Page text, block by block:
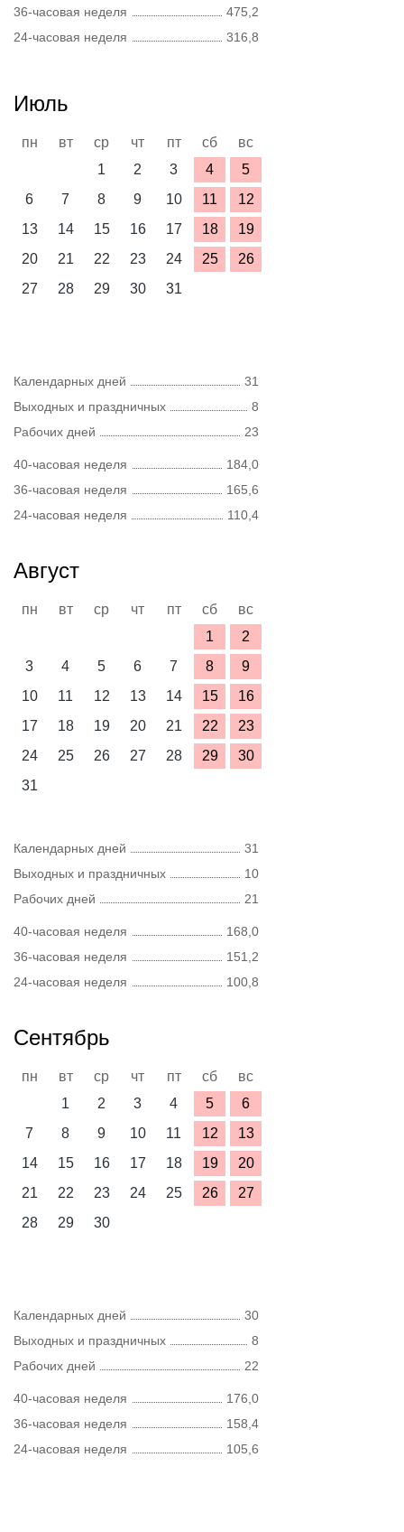
36-часовая неделя
475,2
24-часовая неделя
316,8
Июль
пн вт ср чт пт сб
вс
1
2 3 4
5
6
7 8 9 10 11
12
13
14 15 16 17 18
19
20
21 22 23 24 25
26
27
28 29 30 31
Календарных дней
31
Выходных и праздничных
8
Рабочих дней
23
40-часовая неделя
184,0
36-часовая неделя
165,6
24-часовая неделя
110,4
Август
пн вт ср чт пт сб
вс
1
2
3
4 5 6 7 8
9
10
11 12 13 14 15
16
17
18 19 20 21 22
23
24
25 26 27 28 29
30
31
Календарных дней
31
Выходных и праздничных
10
Рабочих дней
21
40-часовая неделя
168,0
36-часовая неделя
151,2
24-часовая неделя
100,8
Сентябрь
пн вт ср чт пт сб
вс
1
2 3 4 5
6
7
8 9 10 11 12
13
14
15 16 17 18 19
20
21
22 23 24 25 26
27
28
29 30
Календарных дней
30
Выходных и праздничных
8
Рабочих дней
22
40-часовая неделя
176,0
36-часовая неделя
158,4
24-часовая неделя
105,6